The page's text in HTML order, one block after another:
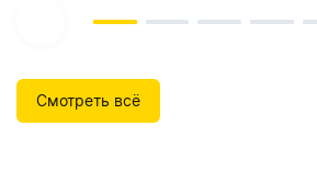
Смотреть всё